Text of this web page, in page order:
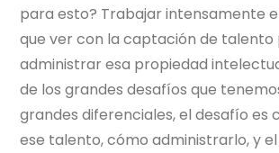
para esto? Trabajar intensamente
que ver con la captación de talento
administrar esa propiedad
de los grandes desafíos que
grandes diferenciales, el desafío es
ese talento, cómo administrarlo, y